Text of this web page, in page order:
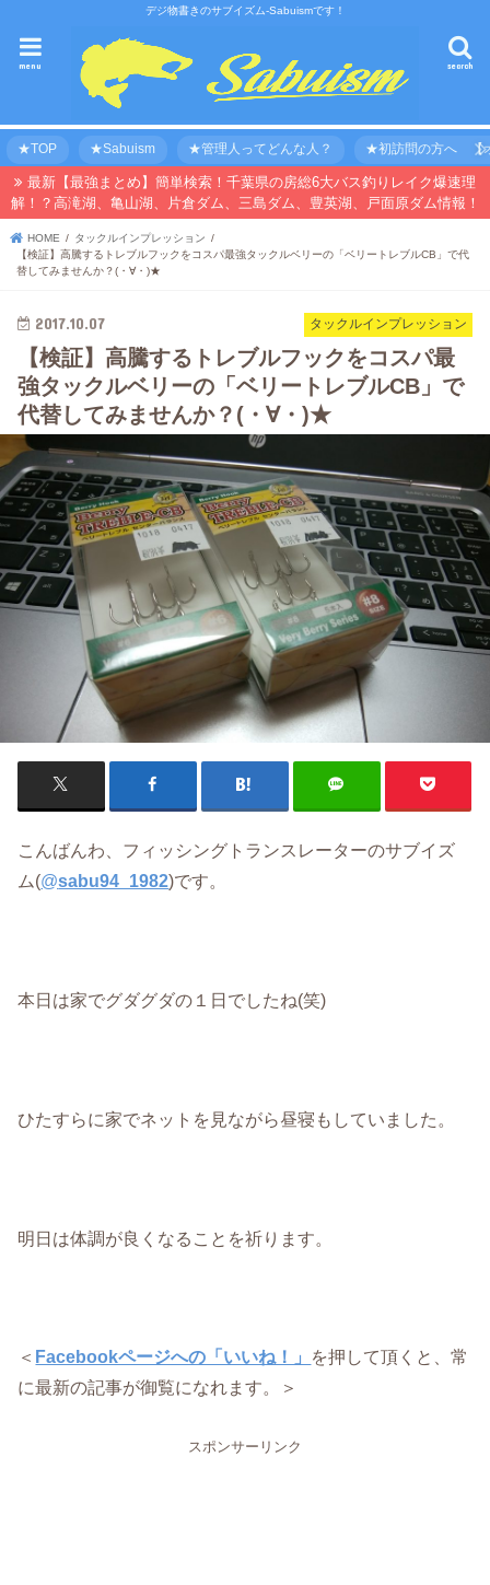
デジ物書きのサブイズム-Sabuismです！
search
menu
★TOP ★Sabuism ★管理人ってどんな人？ ★初訪問の方へ 【
最新【最強まとめ】簡単検索！千葉県の房総6大バス釣りレイク爆速理
解！？高滝湖、亀山湖、片倉ダム、三島ダム、豊英湖、戸面原ダム情報！
HOME
タックルインプレッション
【検証】高騰するトレブルフックをコスパ最強タックルベリーの「ベリートレブルCB」で代
替してみませんか？(・∀・)★
タックルインプレッション
2017.10.07
【検証】高騰するトレブルフックをコスパ最
強タックルベリーの「ベリートレブルCB」で
代替してみませんか？(・∀・)★
こんばんわ、フィッシングトランスレーターのサブイズ
ム(@sabu94_1982)です。
本日は家でグダグダの１日でしたね(笑)
ひたすらに家でネットを見ながら昼寝もしていました。
明日は体調が良くなることを祈ります。
＜ Facebookページへの「いいね！」 を押して頂くと、常
に最新の記事が御覧になれます。＞
スポンサーリンク